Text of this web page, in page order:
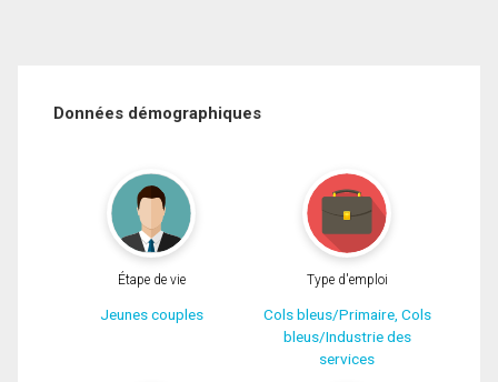
Données démographiques
Étape de vie
Jeunes couples
Type d'emploi
Cols bleus/Primaire, Cols
bleus/Industrie des
services